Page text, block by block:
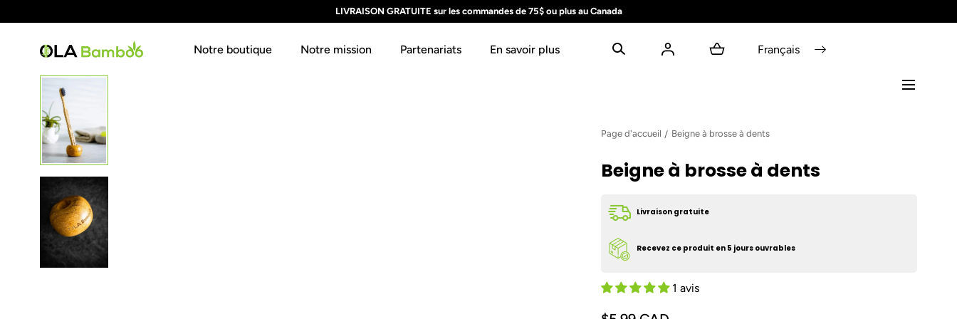
LIVRAISON GRATUITE sur les commandes de 75$ ou plus au Canada
Notre boutique Notre mission Partenariats En savoir plus Français
Page d'accueil Beigne à brosse à dents
Beigne à brosse à dents
Livraison gratuite
Recevez ce produit en 5 jours ouvrables
1 avis